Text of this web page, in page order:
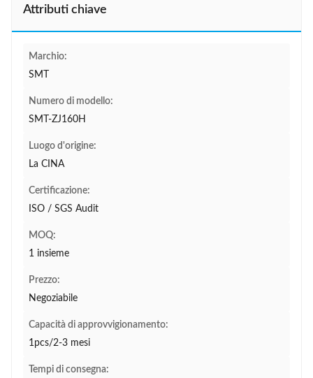
Attributi chiave
Marchio:
SMT
Numero di modello:
SMT-ZJ160H
Luogo d'origine:
La CINA
Certificazione:
ISO / SGS Audit
MOQ:
1 insieme
Prezzo:
Negoziabile
Capacità di approvvigionamento:
1pcs/2-3 mesi
Tempi di consegna: